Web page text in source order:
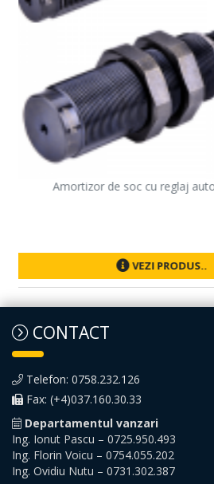
Amortizor de soc cu reglaj
VEZI
CONTACT
Telefon: 0758.232.126
Fax: (+4)037.160.30.33
Departamentul vanzari
Ing. Ionut Pascu – 0725.950.493
Ing. Florin Voicu – 0754.055.202
Ing. Ovidiu Nutu – 0731.302.387